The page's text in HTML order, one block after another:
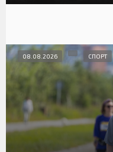
08.08.2026 СПОРТ